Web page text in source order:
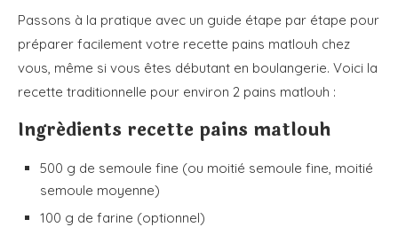
Passons à la pratique avec un guide étape par étape pour
préparer facilement votre recette pains matlouh chez
vous, même si vous êtes débutant en boulangerie. Voici la
recette traditionnelle pour environ 2 pains matlouh :
Ingrédients recette pains matlouh
500 g de semoule fine (ou moitié semoule fine, moitié
semoule moyenne)
100 g de farine (optionnel)